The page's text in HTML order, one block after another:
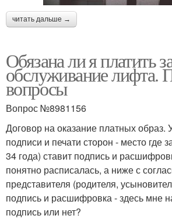
читать дальше →
Обязана ли я платить
обслуживание лифта.
вопросы
Вопрос №8981156
Договор на оказание платных образ.
подписи и печати сторон - место где
34 года) ставит подпись и
понятно расписалась, а ниже с
представителя (родителя,
подпись и расшифровка - здесь мне
подпись или нет?